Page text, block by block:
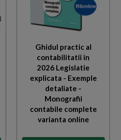
Ghidul practic al
contabilitatii in
2026 Legislatie
explicata - Exemple
detaliate -
Monografii
contabile complete
varianta online